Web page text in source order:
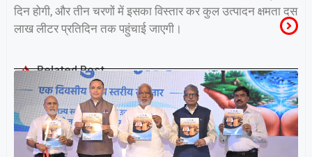
दिन होगी, और तीन चरणों में इसका विस्तार कर कुल उत्पादन क्षमता दस
लाख लीटर प्रतिदिन तक पहुंचाई जाएगी।
Related Post